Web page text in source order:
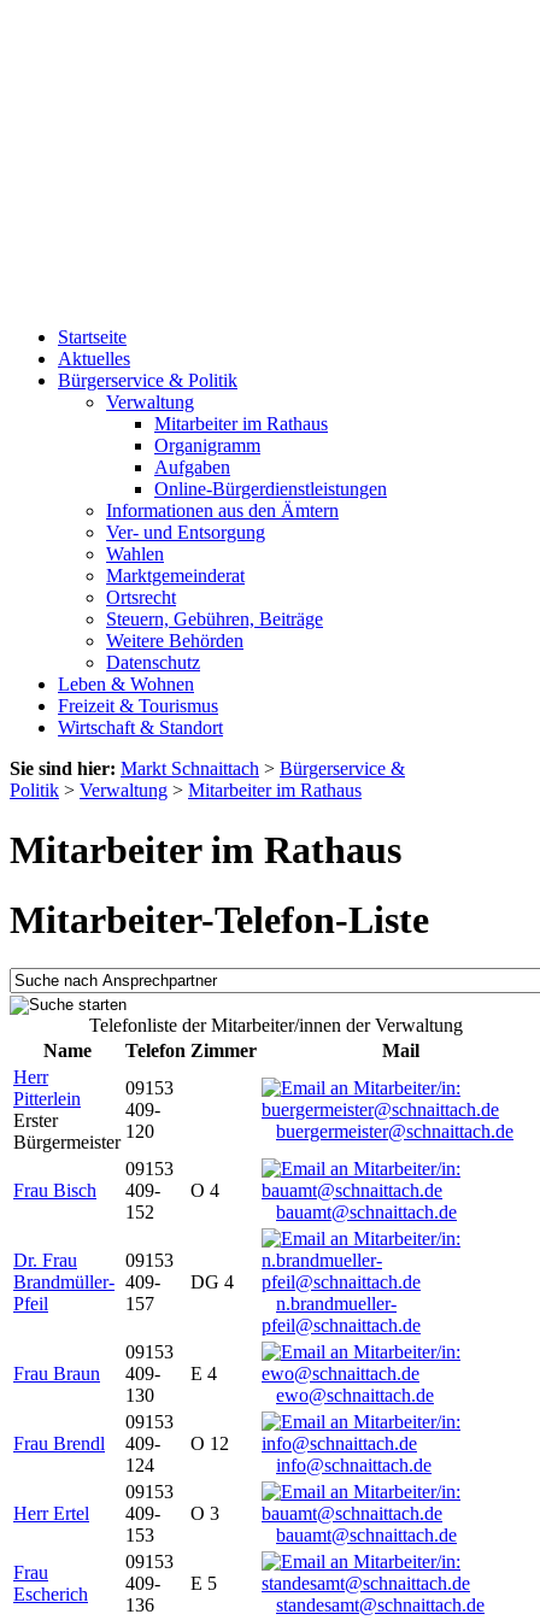
Startseite
Aktuelles
Bürgerservice & Politik
Verwaltung
Mitarbeiter im Rathaus
Organigramm
Aufgaben
Online-Bürgerdienstleistungen
Informationen aus den Ämtern
Ver- und Entsorgung
Wahlen
Marktgemeinderat
Ortsrecht
Steuern, Gebühren, Beiträge
Weitere Behörden
Datenschutz
Leben & Wohnen
Freizeit & Tourismus
Wirtschaft & Standort
Sie sind hier: Markt Schnaittach > Bürgerservice &
Politik > Verwaltung > Mitarbeiter im Rathaus
Mitarbeiter im Rathaus
Mitarbeiter-Telefon-Liste
Telefonliste der Mitarbeiter/innen der Verwaltung
Name
Telefon Zimmer
Mail
Herr
Pitterlein
Erster
Bürgermeister
09153
409-
120
buergermeister@schnaittach.de
Frau Bisch
09153
409-
152
O 4
bauamt@schnaittach.de
Dr. Frau
Brandmüller-
Pfeil
09153
409-
157
DG 4
n.brandmueller-
pfeil@schnaittach.de
Frau Braun
09153
409-
130
E 4
ewo@schnaittach.de
Frau Brendl
09153
409-
124
O 12
info@schnaittach.de
Herr Ertel
09153
409-
153
O 3
bauamt@schnaittach.de
Frau
Escherich
09153
409-
136
E 5
standesamt@schnaittach.de